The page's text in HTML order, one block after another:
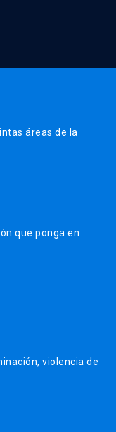
áreas de la
que ponga en
violencia de